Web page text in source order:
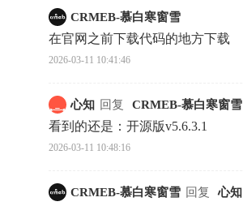
CRMEB-慕白寒窗雪
在官网之前下载代码的地方下载
2026-03-11 10:41:46
心知 回复 CRMEB-慕白寒窗雪
看到的还是：开源版v5.6.3.1
2026-03-11 10:48:16
CRMEB-慕白寒窗雪 回复 心知